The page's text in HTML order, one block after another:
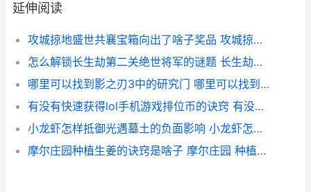
延伸阅读
攻城掠地盛世共襄宝箱向出了啥子奖品 攻城掠地盛世共襄活动怎么做
怎么解锁长生劫第二关绝世将军的谜题 长生劫通关密码怎么用
哪里可以找到影之刃3中的研究门 哪里可以找到影子简笔画
有没有快速获得lol手机游戏排位币的诀窍 有没有快速获得金币的
小龙虾怎样抵御光遇墓土的负面影响 小龙虾怎样抵御病毒
摩尔庄园种植生姜的诀窍是啥子 摩尔庄园 种植什么赚钱